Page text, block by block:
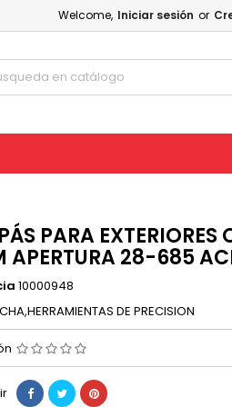
Welcome, Iniciar sesión or
PARA EXTERIORES
APERTURA 28-685
10000948
DE PRECISION